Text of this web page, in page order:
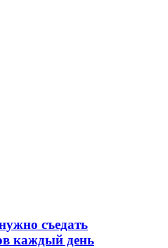
съедать
каждый день